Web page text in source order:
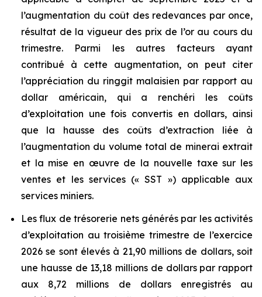
l’augmentation du coût des redevances par once,
résultat de la vigueur des prix de l’or au cours du
trimestre. Parmi les autres facteurs ayant
contribué à cette augmentation, on peut citer
l’appréciation du ringgit malaisien par rapport au
dollar américain, qui a renchéri les coûts
d’exploitation une fois convertis en dollars, ainsi
que la hausse des coûts d’extraction liée à
l’augmentation du volume total de minerai extrait
et la mise en œuvre de la nouvelle taxe sur les
ventes et les services (« SST ») applicable aux
services miniers.
Les flux de trésorerie nets générés par les activités
d’exploitation au troisième trimestre de l’exercice
2026 se sont élevés à 21,90 millions de dollars, soit
une hausse de 13,18 millions de dollars par rapport
aux 8,72 millions de dollars enregistrés au